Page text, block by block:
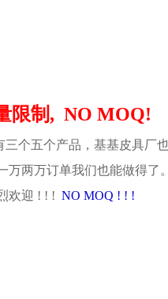
限制, NO MOQ!
个五个产品，基基皮具厂
万两万订单我们也能做得了
欢迎 ! ! ! NO MOQ ! ! !